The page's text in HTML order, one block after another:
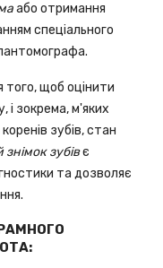
або отримання
спеціального
того, щоб оцінити
і зокрема, м'яких
зубів, стан
знімок зубівє
та дозволяє